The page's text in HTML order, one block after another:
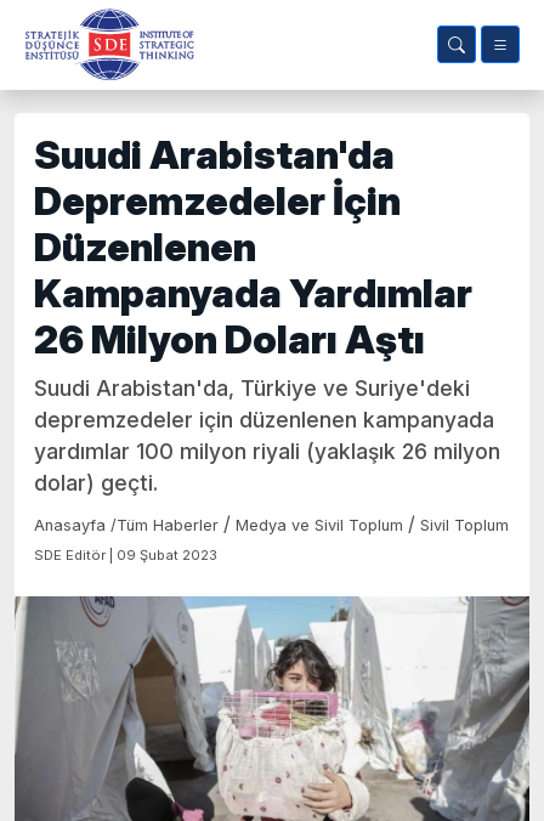
Suudi Arabistan'da
Depremzedeler İçin
Düzenlenen
Kampanyada Yardımlar
26 Milyon Doları Aştı
Suudi Arabistan'da, Türkiye ve Suriye'deki
depremzedeler için düzenlenen kampanyada
yardımlar 100 milyon riyali (yaklaşık 26 milyon
dolar) geçti.
Anasayfa /Tüm Haberler / Medya ve Sivil Toplum / Sivil Toplum
SDE Editör | 09 Şubat 2023